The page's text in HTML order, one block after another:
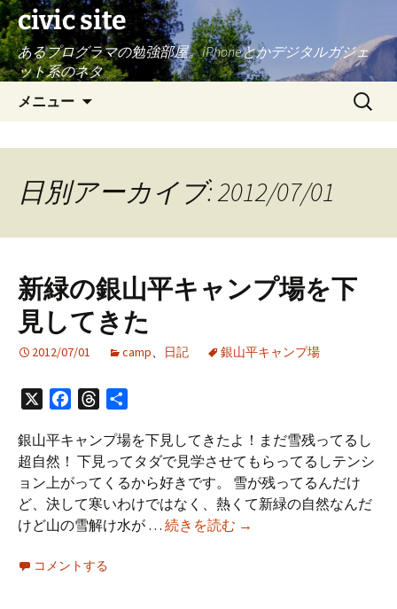
civic site
あるプログラマの勉強部屋。iPhoneとかデジタルガジェ
ット系のネタ
メニュー
へ
キ
プ
検
索:
日別アーカイブ: 2012/07/01
新緑の銀山平キャンプ場を下
見してきた
2012/07/01 camp、 日記 銀山平キャンプ場
FacebookThreads
銀山平キャンプ場を下見してきたよ！まだ雪残ってるし
超自然！ 下見ってタダで見学させてもらってるしテンシ
ョン上がってくるから好きです。 雪が残ってるんだけ
ど、決して寒いわけではなく、熱くて新緑の自然なんだ
けど山の雪解け水が … 続きを読む 新
→
コメントする